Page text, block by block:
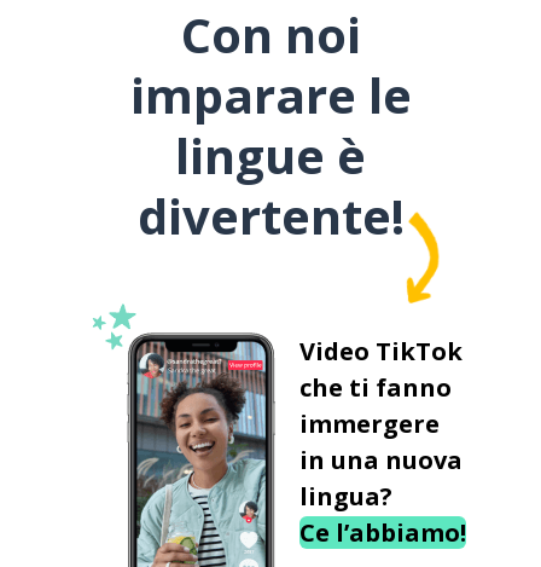
Con noi
imparare le
lingue è
divertente!
Video TikTok
che ti fanno
immergere
in una nuova
lingua?
Ce l’abbiamo!